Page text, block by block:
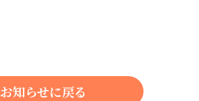
お知らせに戻る